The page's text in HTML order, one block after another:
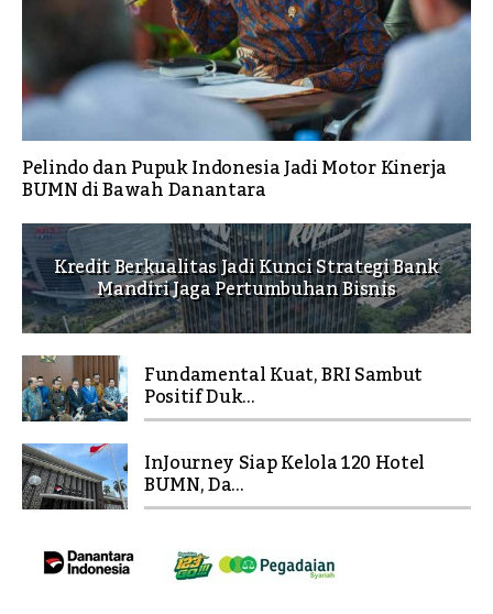
Pelindo dan Pupuk Indonesia Jadi Motor Kinerja
BUMN di Bawah Danantara
Kredit Berkualitas Jadi Kunci Strategi Bank
Mandiri Jaga Pertumbuhan Bisnis
Fundamental Kuat, BRI Sambut
Positif Duk...
InJourney Siap Kelola 120 Hotel
BUMN, Da...